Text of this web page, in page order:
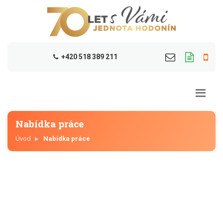
+420 518 389 211
Nabídka práce
Úvod Nabídka práce